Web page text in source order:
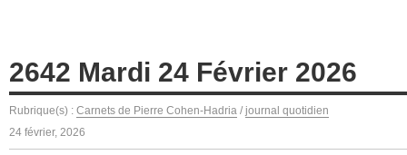
2642 Mardi 24 Février 2026
Rubrique(s) : Carnets de Pierre Cohen-Hadria / journal quotidien
24 février, 2026